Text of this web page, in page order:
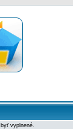
vyplnené.